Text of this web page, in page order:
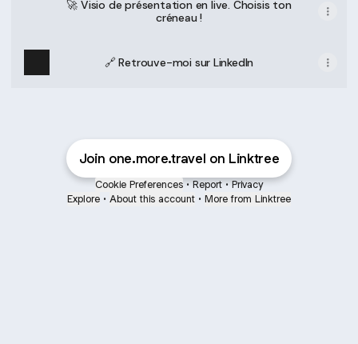
🚀 Visio de présentation en live. Choisis ton
créneau !
🔗 Retrouve-moi sur LinkedIn
Join one.more.travel on Linktree
Cookie Preferences • Report • Privacy
Explore • About this account • More from Linktree